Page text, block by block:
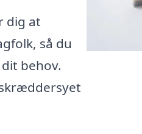
dig at
så du
behov.